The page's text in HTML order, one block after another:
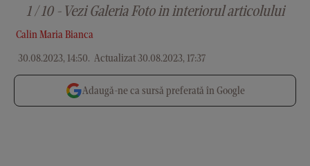
Calin Maria Bianca
30.08.2023, 14:50. Actualizat 30.08.2023, 17:37
1 / 10 - Vezi Galeria Foto in interiorul articolului
Adaugă-ne ca sursă preferată în Google